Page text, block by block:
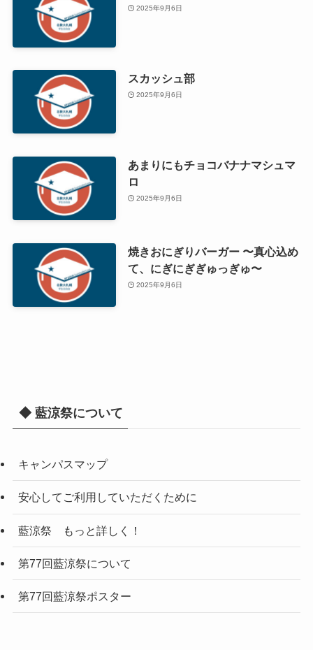
2025年9月6日
スカッシュ部
2025年9月6日
あまりにもチョコバナナマシュマ
ロ
2025年9月6日
焼きおにぎりバーガー 〜真心込め
て、にぎにぎぎゅっぎゅ〜
2025年9月6日
◆ 藍涼祭について
キャンパスマップ
安心してご利用していただくために
藍涼祭 もっと詳しく！
第77回藍涼祭について
第77回藍涼祭ポスター